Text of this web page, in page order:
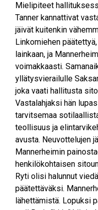
Mielipiteet
Tanner kannattivat
jäivät kuitenkin
Linkomiehen
lainkaan, ja
voimakkaasti.
yllätysvierailulle
joka vaati hallitusta
Vastalahjaksi hän
tarvitsemaa
teollisuus ja
avusta. Neuvottelujen
Mannerheimin
henkilökohtaisen
Ryti olisi halunnut
päätettäväksi.
lähettämistä. Lopuksi